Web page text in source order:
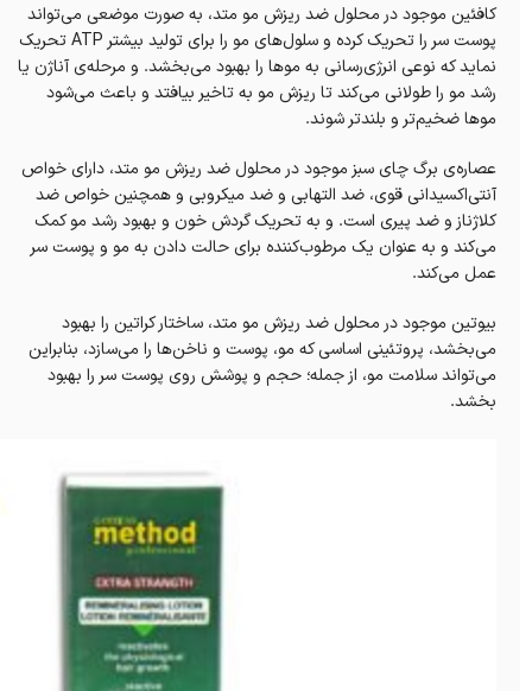
کافئین موجود در محلول ضد ریزش مو متد، به صورت موضعی می‌تواند
پوست سر را تحریک کرده و سلول‌های مو را برای تولید بیشتر ATP تحریک
نماید که نوعی انرژی‌رسانی به موها را بهبود می‌بخشد. و مرحله‌ی آناژن یا
رشد مو را طولانی می‌کند تا ریزش مو به تاخیر بیافتد و باعث می‌شود
موها ضخیم‌تر و بلندتر شوند.
عصاره‌ی برگ چای سبز موجود در محلول ضد ریزش مو متد، دارای خواص
آنتی‌اکسیدانی قوی، ضد التهابی و ضد میکروبی و همچنین خواص ضد
کلاژناز و ضد پیری است. و به تحریک گردش خون و بهبود رشد مو کمک
می‌کند و به عنوان یک مرطوب‌کننده برای حالت دادن به مو و پوست سر
عمل می‌کند.
بیوتین موجود در محلول ضد ریزش مو متد، ساختار کراتین را بهبود
می‌بخشد، پروتئینی اساسی که مو، پوست و ناخن‌ها را می‌سازد، بنابراین
می‌تواند سلامت مو، از جمله؛ حجم و پوشش روی پوست سر را بهبود
بخشد.